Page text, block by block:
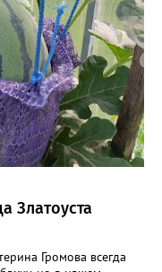
Златоуста
Громова всегда